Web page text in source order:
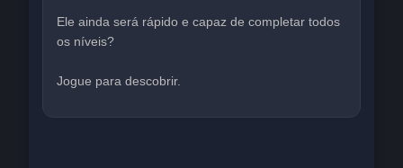
Ele ainda será rápido e capaz de completar todos
os níveis?
Jogue para descobrir.